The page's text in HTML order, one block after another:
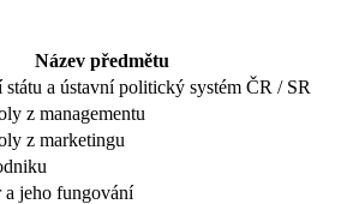
Název předmětu
a ústavní politický systém ČR / SR
z managementu
z marketingu
a jeho fungování